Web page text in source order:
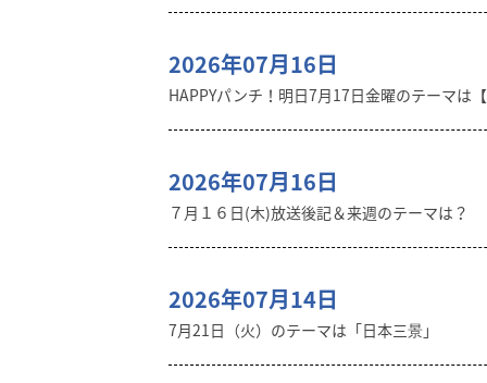
2026年07月16日
HAPPYパンチ！明日7月17日金曜のテーマは【
2026年07月16日
７月１６日(木)放送後記＆来週のテーマは？
2026年07月14日
7月21日（火）のテーマは「日本三景」